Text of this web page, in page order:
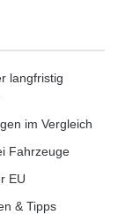
langfristig
im Vergleich
Fahrzeuge
EU
& Tipps